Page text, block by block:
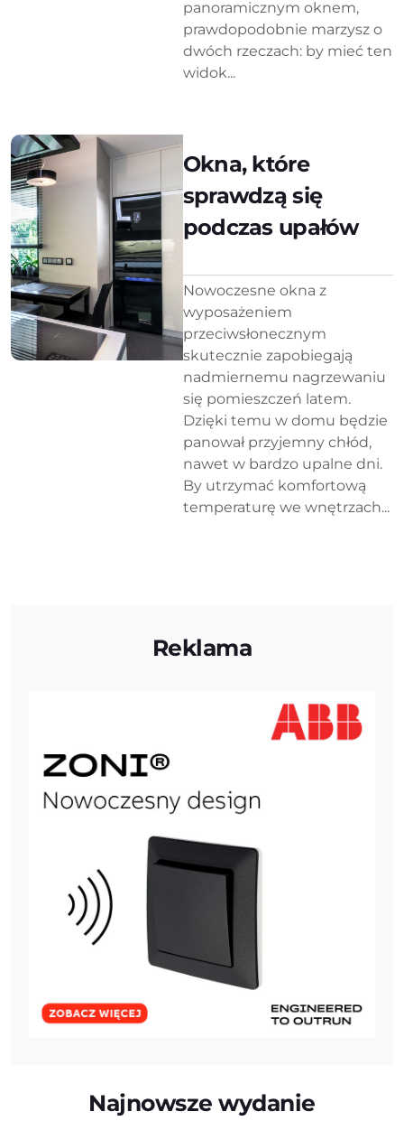
panoramicznym oknem,
prawdopodobnie marzysz o
dwóch rzeczach: by mieć ten
widok...
Okna, które
sprawdzą się
podczas upałów
Nowoczesne okna z
wyposażeniem
przeciwsłonecznym
skutecznie zapobiegają
nadmiernemu nagrzewaniu
się pomieszczeń latem.
Dzięki temu w domu będzie
panował przyjemny chłód,
nawet w bardzo upalne dni.
By utrzymać komfortową
temperaturę we wnętrzach...
Reklama
Najnowsze wydanie